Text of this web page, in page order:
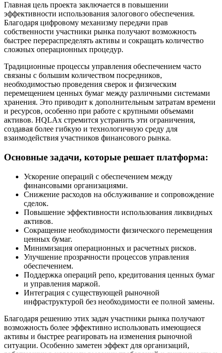
Главная цель проекта заключается в повышении
эффективности использования залогового обеспечения.
Благодаря цифровому механизму передачи прав
собственности участники рынка получают возможность
быстрее перераспределять активы и сокращать количество
сложных операционных процедур.
Традиционные процессы управления обеспечением часто
связаны с большим количеством посредников,
необходимостью проведения сверок и физическим
перемещением ценных бумаг между различными системами
хранения. Это приводит к дополнительным затратам времени
и ресурсов, особенно при работе с крупными объемами
активов. HQLAx стремится устранить эти ограничения,
создавая более гибкую и технологичную среду для
взаимодействия участников финансового рынка.
Основные задачи, которые решает платформа:
Ускорение операций с обеспечением между
финансовыми организациями.
Снижение расходов на обслуживание и сопровождение
сделок.
Повышение эффективности использования ликвидных
активов.
Сокращение необходимости физического перемещения
ценных бумаг.
Минимизация операционных и расчетных рисков.
Улучшение прозрачности процессов управления
обеспечением.
Поддержка операций репо, кредитования ценных бумаг
и управления маржой.
Интеграция с существующей рыночной
инфраструктурой без необходимости ее полной замены.
Благодаря решению этих задач участники рынка получают
возможность более эффективно использовать имеющиеся
активы и быстрее реагировать на изменения рыночной
ситуации. Особенно заметен эффект для организаций,